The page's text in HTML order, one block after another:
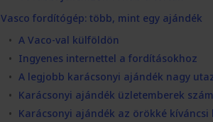
Vasco fordítógép: több, mint egy ajándék
A Vaco-val külföldön
Ingyenes internettel a fordításokhoz
A legjobb karácsonyi ajándék nagy
Karácsonyi ajándék üzletemberek
Karácsonyi ajándék az örökké